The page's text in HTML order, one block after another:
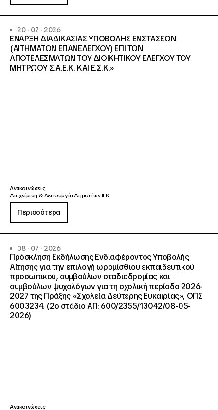
20 · 07 · 2026
ΕΝΑΡΞΗ ΔΙΑΔΙΚΑΣΙΑΣ ΥΠΟΒΟΛΗΣ ΕΝΣΤΑΣΕΩΝ
(ΑΙΤΗΜΑΤΩΝ ΕΠΑΝΕΛΕΓΧΟΥ) ΕΠΙ ΤΩΝ
ΑΠΟΤΕΛΕΣΜΑΤΩΝ ΤΟΥ ΔΙΟΙΚΗΤΙΚΟΥ ΕΛΕΓΧΟΥ ΤΟΥ
ΜΗΤΡΩΟΥ Σ.Α.Ε.Κ. ΚΑΙ Ε.Σ.Κ.»
Ανακοινώσεις
Διαχείριση & Λειτουργία Δημοσίων ΙΕΚ
Περισσότερα
08 · 07 · 2026
Πρόσκληση Εκδήλωσης Ενδιαφέροντος Υποβολής
Αίτησης για την επιλογή ωρομίσθιου εκπαιδευτικού
προσωπικού, συμβούλων σταδιοδρομίας και
συμβούλων ψυχολόγων για τη σχολική περίοδο 2026-
2027 της Πράξης «Σχολεία Δεύτερης Ευκαιρίας», ΟΠΣ
6003234. (2ο στάδιο ΑΠ: 600/2355/13042/08-05-
2026)
Ανακοινώσεις